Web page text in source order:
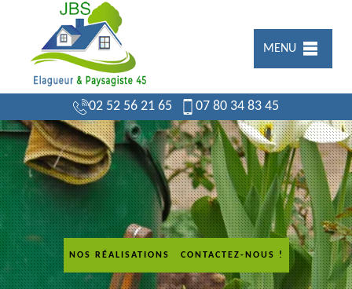
MENU
02 52 56 21 65 07 80 34 83 45
NOS RÉALISATIONS CONTACTEZ-NOUS !